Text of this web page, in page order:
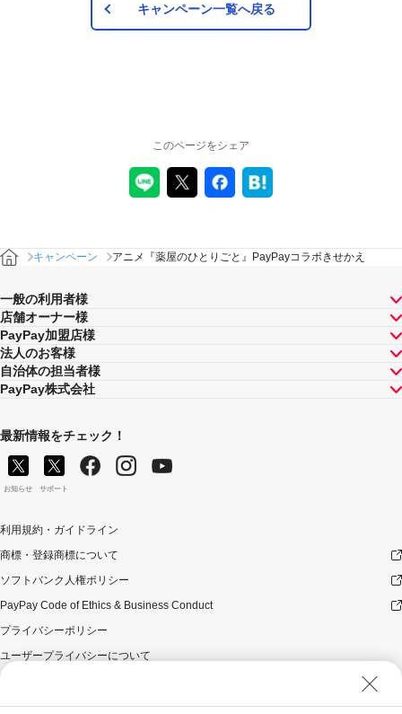
キャンペーン一覧へ戻る
このページをシェア
キャンペーン アニメ『薬屋のひとりごと』PayPayコラボきせかえ
一般の利用者様
店舗オーナー様
PayPay加盟店様
法人のお客様
自治体の担当者様
PayPay株式会社
最新情報をチェック！
お知らせ サポート
利用規約・ガイドライン
商標・登録商標について
ソフトバンク人権ポリシー
PayPay Code of Ethics & Business Conduct
プライバシーポリシー
ユーザープライバシーについて
ウェブサイト利用規約